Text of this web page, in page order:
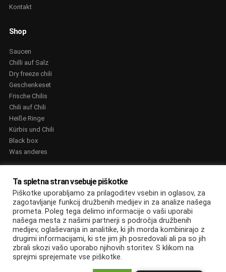
Kontakt
Shop
Saucen
Chilli auf Salz
Dry freeze chili
Geschenkeset
Frische Chilis
Chili auf Chili
Heiße Ringe
Kürbis und Chili
Black box
Was anderes
© Edin Džananović s.p, informacijske storitve. 2022. Vse pravice
pridržane
Ta spletna stran vsebuje piškotke
Piškotke uporabljamo za prilagoditev vsebin in oglasov, za
zagotavljanje funkcij družbenih medijev in za analize našega
prometa. Poleg tega delimo informacije o vaši uporabi
našega mesta z našimi partnerji s področja družbenih
medijev, oglaševanja in analitike, ki jih morda kombinirajo z
drugimi informacijami, ki ste jim jih posredovali ali pa so jih
zbrali skozi vašo uporabo njihovih storitev. S klikom na
sprejmi sprejemate vse piškotke.